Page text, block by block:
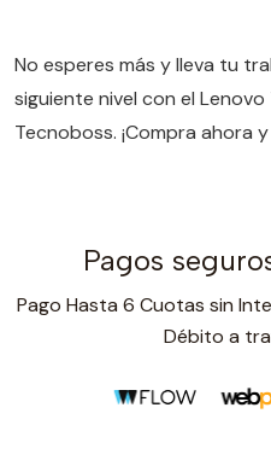
No esperes más y lleva tu
siguiente nivel con el Lenovo
Tecnoboss. ¡Compra ahora
Pagos
Pago Hasta 6 Cuotas sin
Débito a